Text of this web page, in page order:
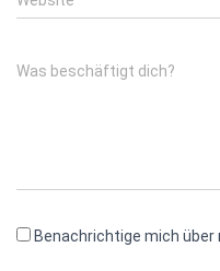
Was beschäftigt dich?
Benachrichtige mich über